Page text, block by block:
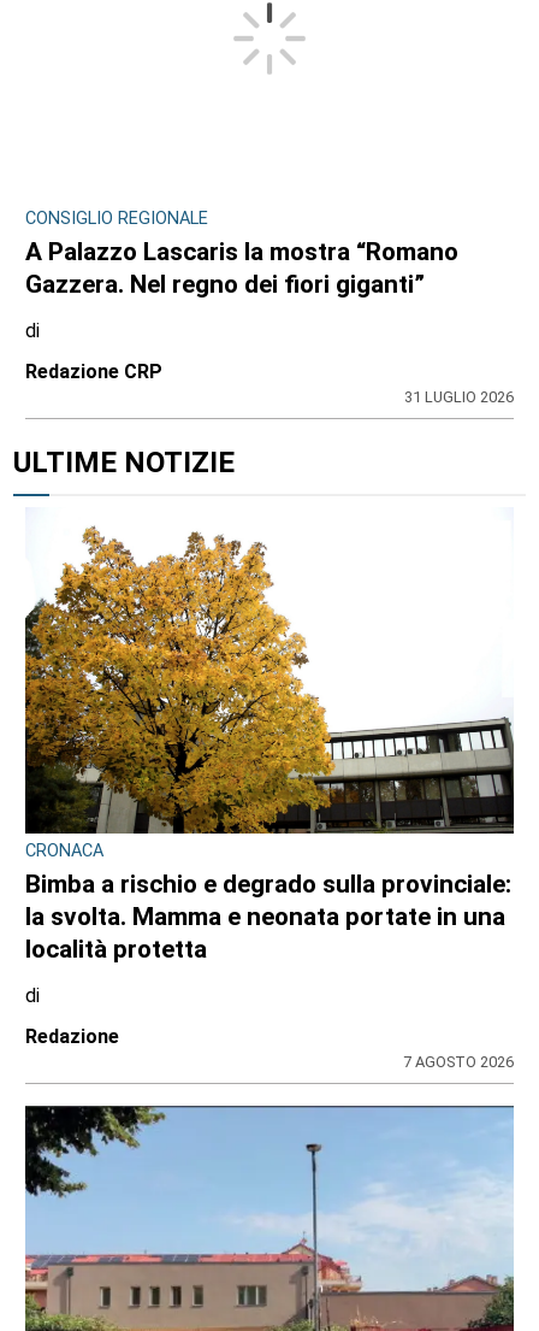
CONSIGLIO REGIONALE
A Palazzo Lascaris la mostra “Romano
Gazzera. Nel regno dei fiori giganti”
di
Redazione CRP
31 LUGLIO 2026
ULTIME NOTIZIE
CRONACA
Bimba a rischio e degrado sulla provinciale:
la svolta. Mamma e neonata portate in una
località protetta
di
Redazione
7 AGOSTO 2026